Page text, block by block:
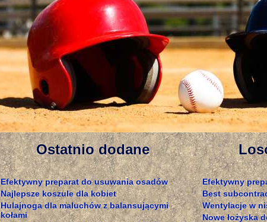
Ostatnio dodane
Efektywny preparat do usuwania osadów
Najlepsze koszule dla kobiet
Hulajnoga dla maluchów z balansującymi
kołami
Efektywny
Best
Wentylacje w
Nowe łożyska